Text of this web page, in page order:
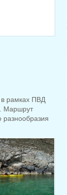
рамках ПВД
Маршрут
разнообразия